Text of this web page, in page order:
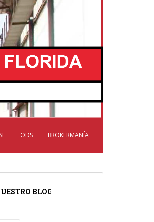
ODS BROKERMANÍA
BLOG